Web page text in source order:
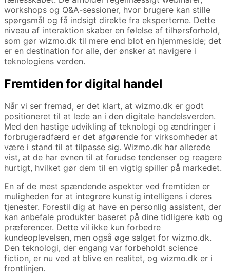
workshops og Q&A-sessioner, hvor brugere kan stille
spørgsmål og få indsigt direkte fra eksperterne. Dette
niveau af interaktion skaber en følelse af tilhørsforhold,
som gør wizmo.dk til mere end blot en hjemmeside; det
er en destination for alle, der ønsker at navigere i
teknologiens verden.
Fremtiden for digital handel
Når vi ser fremad, er det klart, at wizmo.dk er godt
positioneret til at lede an i den digitale handelsverden.
Med den hastige udvikling af teknologi og ændringer i
forbrugeradfærd er det afgørende for virksomheder at
være i stand til at tilpasse sig. Wizmo.dk har allerede
vist, at de har evnen til at forudse tendenser og reagere
hurtigt, hvilket gør dem til en vigtig spiller på markedet.
En af de mest spændende aspekter ved fremtiden er
muligheden for at integrere kunstig intelligens i deres
tjenester. Forestil dig at have en personlig assistent, der
kan anbefale produkter baseret på dine tidligere køb og
præferencer. Dette vil ikke kun forbedre
kundeoplevelsen, men også øge salget for wizmo.dk.
Den teknologi, der engang var forbeholdt science
fiction, er nu ved at blive en realitet, og wizmo.dk er i
frontlinjen.